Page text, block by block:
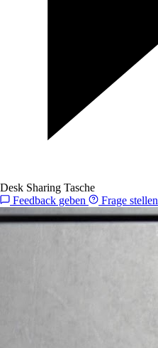
Desk Sharing Tasche
Feedback geben
Frage stellen